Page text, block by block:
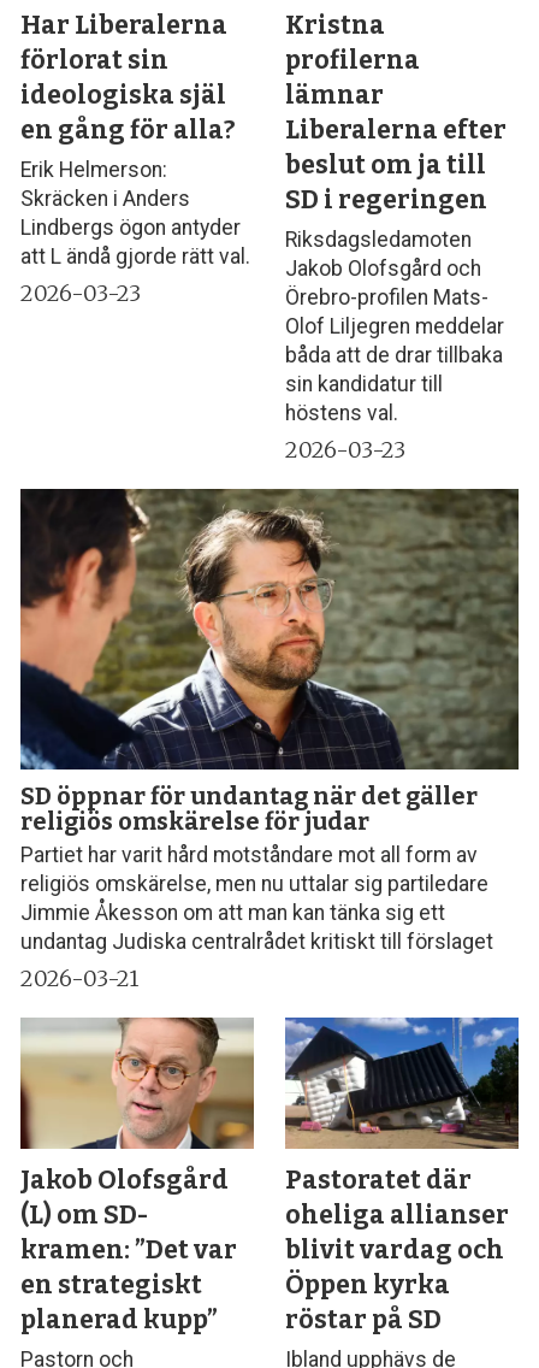
Har Liberalerna
förlorat sin
ideologiska själ
en gång för alla?
Erik Helmerson:
Skräcken i Anders
Lindbergs ögon antyder
att L ändå gjorde rätt val.
2026-03-23
Kristna
profilerna
lämnar
Liberalerna efter
beslut om ja till
SD i regeringen
Riksdagsledamoten
Jakob Olofsgård och
Örebro-profilen Mats-
Olof Liljegren meddelar
båda att de drar tillbaka
sin kandidatur till
höstens val.
2026-03-23
SD öppnar för undantag när det gäller
religiös omskärelse för judar
Partiet har varit hård motståndare mot all form av
religiös omskärelse, men nu uttalar sig partiledare
Jimmie Åkesson om att man kan tänka sig ett
undantag Judiska centralrådet kritiskt till förslaget
2026-03-21
Jakob Olofsgård
(L) om SD-
kramen: ”Det var
en strategiskt
planerad kupp”
Pastorn och
Pastoratet där
oheliga allianser
blivit vardag och
Öppen kyrka
röstar på SD
Ibland upphävs de